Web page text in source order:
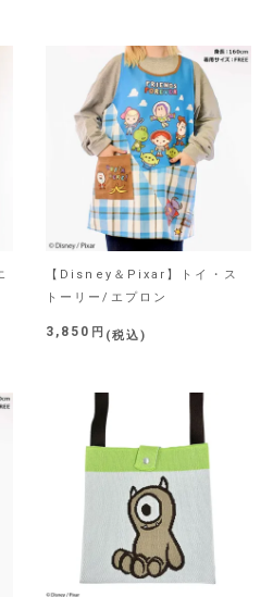
【Disney＆Pixar】トイ・ス
トーリー/エプロン
3,850 税込